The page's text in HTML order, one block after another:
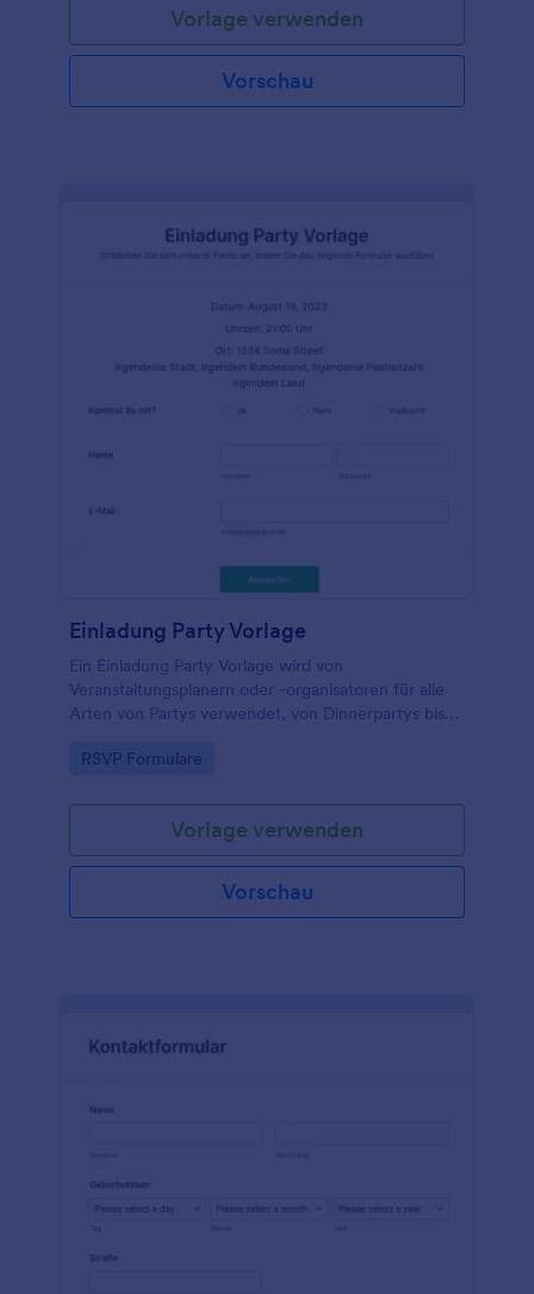
Apartmentgebäude zu betreten.
Vorlage verwenden
Vorschau
Einladung Party Vorlage
Ein Einladung Party Vorlage wird von
Veranstaltungsplanern oder -organisatoren für alle
Arten von Partys verwendet, von Dinnerpartys bis
Einweihungspartys und mehr.
Go to Category:
RSVP Formulare
Vorlage verwenden
Vorschau